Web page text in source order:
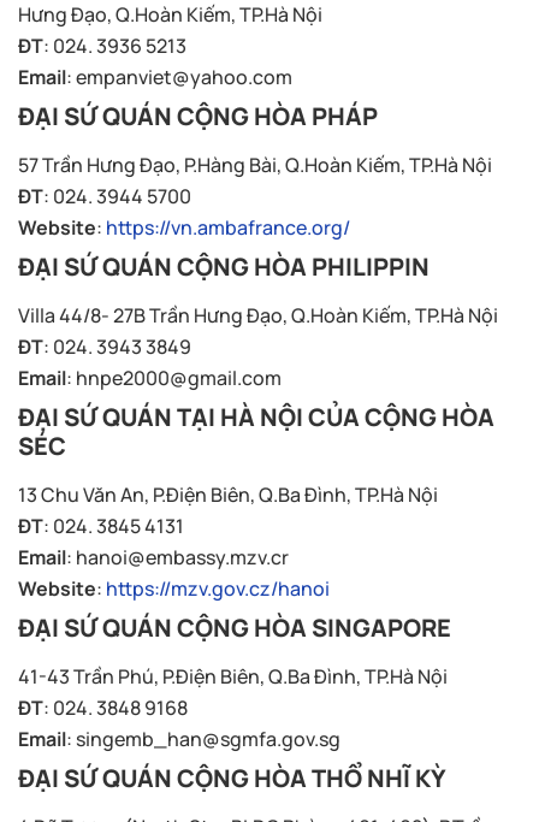
Hưng Đạo, Q.Hoàn Kiếm, TP.Hà Nội
ĐT: 024. 3936 5213
Email:empanviet@yahoo.com
ĐẠI SỨ QUÁN CỘNG HÒA PHÁP
57 Trần Hưng Đạo, P.Hàng Bài, Q.Hoàn Kiếm, TP.Hà Nội
ĐT: 024. 3944 5700
Website: https://vn.ambafrance.org/
ĐẠI SỨ QUÁN CỘNG HÒA PHILIPPIN
Villa 44/8- 27B Trần Hưng Đạo, Q.Hoàn Kiếm, TP.Hà Nội
ĐT: 024. 3943 3849
Email: hnpe2000@gmail.com
ĐẠI SỨ QUÁN TẠI HÀ NỘI CỦA CỘNG HÒA
SÉC
13 Chu Văn An, P.Điện Biên, Q.Ba Đình, TP.Hà Nội
ĐT: 024. 3845 4131
Email: hanoi@embassy.mzv.cr
Website: https://mzv.gov.cz/hanoi
ĐẠI SỨ QUÁN CỘNG HÒA SINGAPORE
41-43 Trần Phú, P.Điện Biên, Q.Ba Đình, TP.Hà Nội
ĐT: 024. 3848 9168
Email: singemb_han@sgmfa.gov.sg
ĐẠI SỨ QUÁN CỘNG HÒA THỔ NHĨ KỲ